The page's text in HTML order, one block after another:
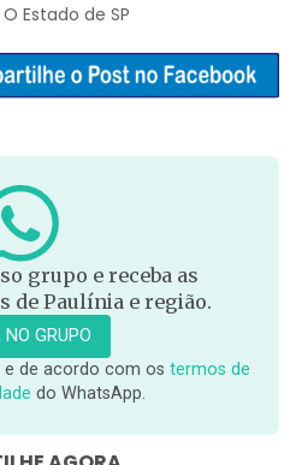
Estado de SP
grupo e receba as
de Paulínia e região.
NO GRUPO
de acordo com os termos de
do WhatsApp.